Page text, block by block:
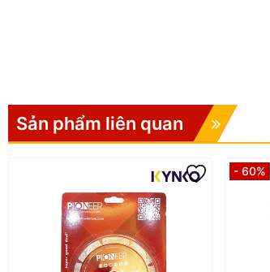
Công nghệ ép nóng – giữ kết cấu ổn định
RSA07001 được chế tạo theo công nghệ ép
Sản phẩm liên quan
- 60%